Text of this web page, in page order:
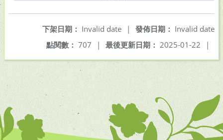
發佈日期： Invalid date
下架日期： Invalid date
|
最後更新日期： 2025-01-22 |
點閱數： 707 |